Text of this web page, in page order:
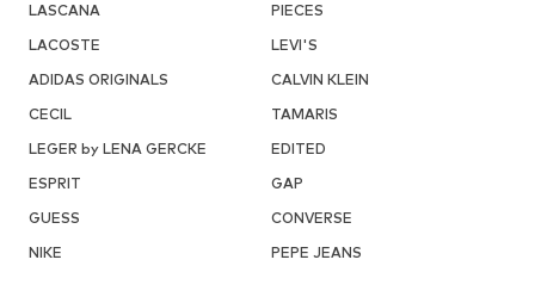
LASCANA
PIECES
LACOSTE
LEVI'S
ADIDAS ORIGINALS
CALVIN KLEIN
CECIL
TAMARIS
LEGER by LENA GERCKE
EDITED
ESPRIT
GAP
GUESS
CONVERSE
NIKE
PEPE JEANS